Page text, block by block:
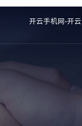
开云手机网-开